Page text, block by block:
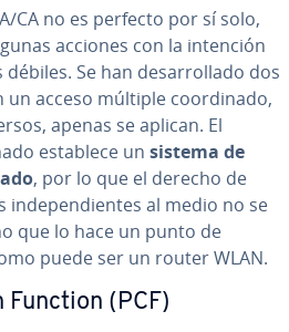
CA no es perfecto por sí solo,
acciones con la intención
Se han de­sa­rro­lla­do dos
un acceso múltiple coor­di­na­do,
apenas se aplican. El
establece un sistema de
, por lo que el derecho de
in­de­pe­n­die­n­tes al medio no se
que lo hace un punto de
puede ser un router WLAN.
(PCF)